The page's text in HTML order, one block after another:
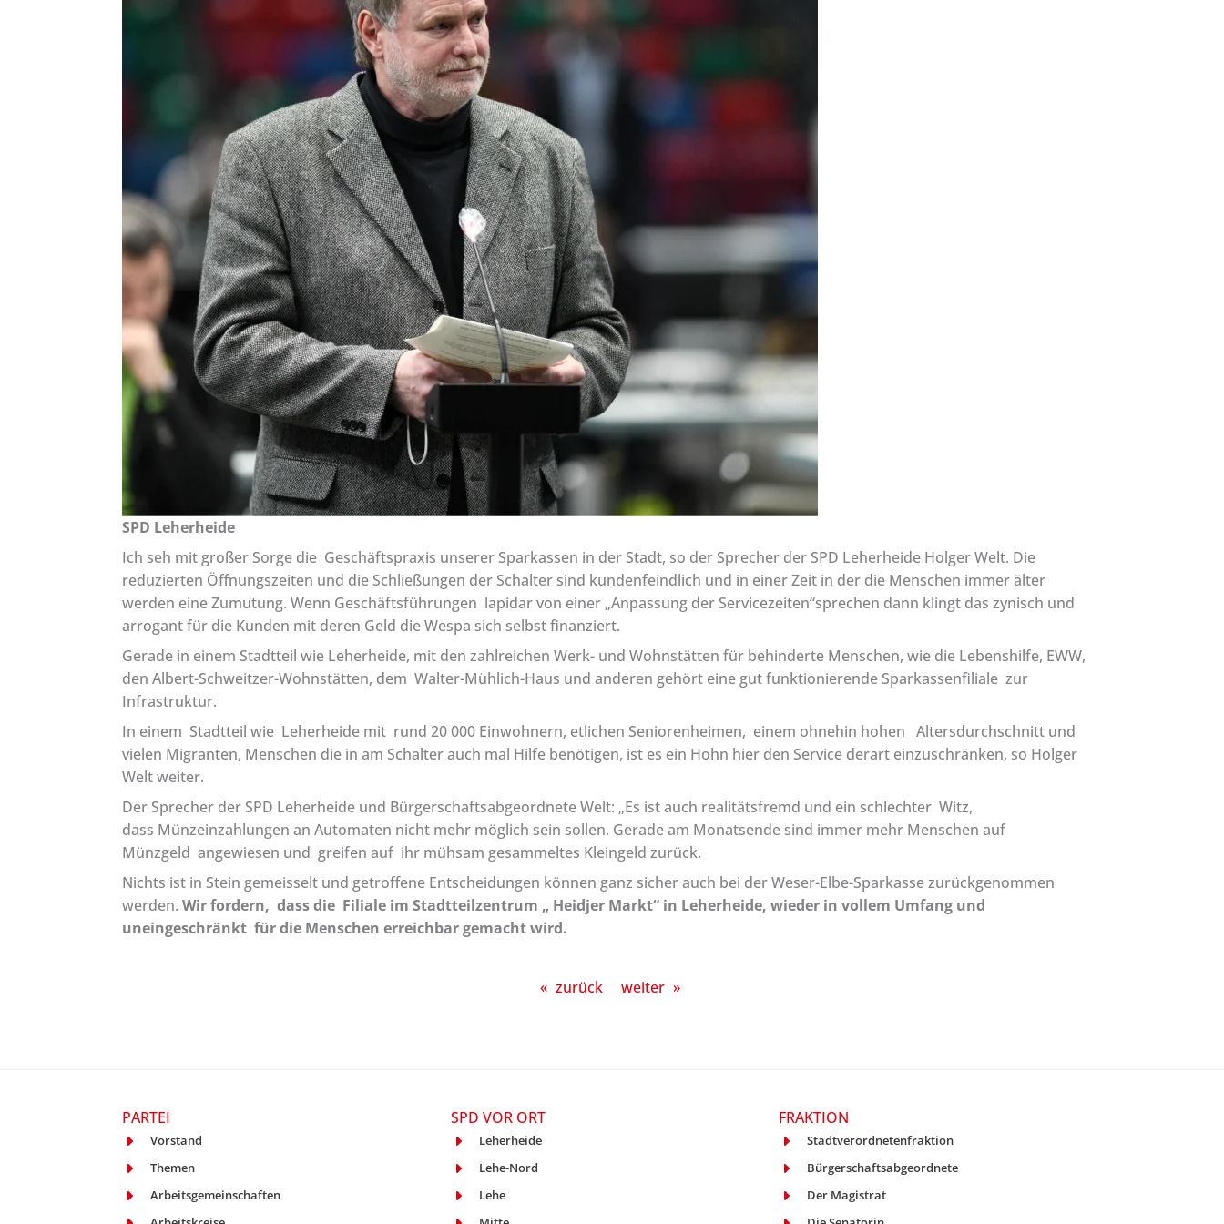
SPD Leherheide
Ich seh mit großer Sorge die Geschäftspraxis unserer Sparkassen in der Stadt, so der Sprecher der SPD Leherheide Holger Welt. Die
reduzierten Öffnungszeiten und die Schließungen der Schalter sind kundenfeindlich und in einer Zeit in der die Menschen immer älter
werden eine Zumutung. Wenn Geschäftsführungen lapidar von einer „Anpassung der Servicezeiten“sprechen dann klingt das zynisch und
arrogant für die Kunden mit deren Geld die Wespa sich selbst finanziert.
Gerade in einem Stadtteil wie Leherheide, mit den zahlreichen Werk- und Wohnstätten für behinderte Menschen, wie die Lebenshilfe, EWW,
den Albert-Schweitzer-Wohnstätten, dem Walter-Mühlich-Haus und anderen gehört eine gut funktionierende Sparkassenfiliale zur
Infrastruktur.
In einem Stadtteil wie Leherheide mit rund 20 000 Einwohnern, etlichen Seniorenheimen, einem ohnehin hohen Altersdurchschnitt und
vielen Migranten, Menschen die in am Schalter auch mal Hilfe benötigen, ist es ein Hohn hier den Service derart einzuschränken, so Holger
Welt weiter.
Der Sprecher der SPD Leherheide und Bürgerschaftsabgeordnete Welt: „Es ist auch realitätsfremd und ein schlechter Witz,
dass Münzeinzahlungen an Automaten nicht mehr möglich sein sollen. Gerade am Monatsende sind immer mehr Menschen auf
Münzgeld angewiesen und greifen auf ihr mühsam gesammeltes Kleingeld zurück.
Nichts ist in Stein gemeisselt und getroffene Entscheidungen können ganz sicher auch bei der Weser-Elbe-Sparkasse zurückgenommen
werden.Wir fordern, dass die Filiale im Stadtteilzentrum „ Heidjer Markt“ in Leherheide, wieder in vollem Umfang und
uneingeschränkt für die Menschen erreichbar gemacht wird.
« zurück weiter »
PARTEI
Vorstand
Themen
Arbeitsgemeinschaften
SPD VOR ORT
Leherheide
Lehe-Nord
Lehe
FRAKTION
Stadtverordnetenfraktion
Bürgerschaftsabgeordnete
Der Magistrat